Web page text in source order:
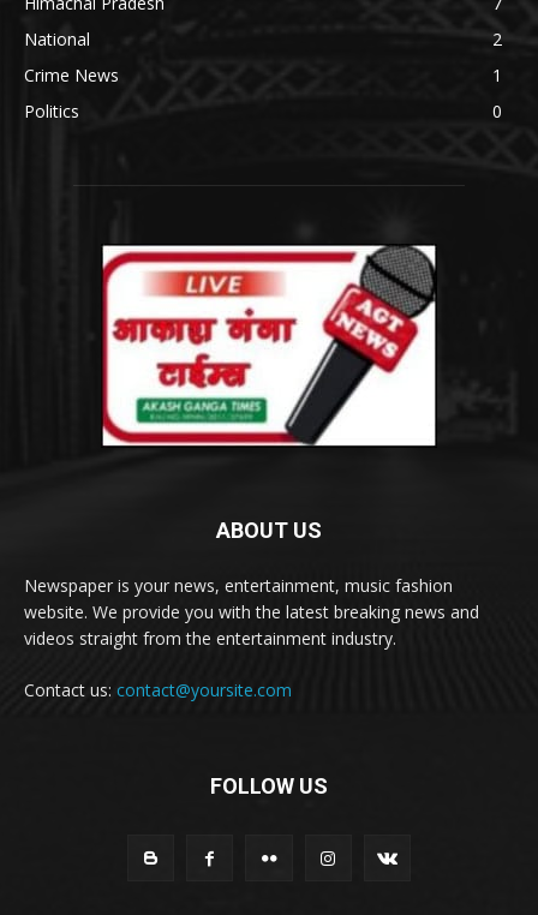
National
2
Crime News
1
Politics
0
ABOUT US
Newspaper is your news, entertainment, music fashion
website. We provide you with the latest breaking news and
videos straight from the entertainment industry.
Contact us: contact@yoursite.com
FOLLOW US